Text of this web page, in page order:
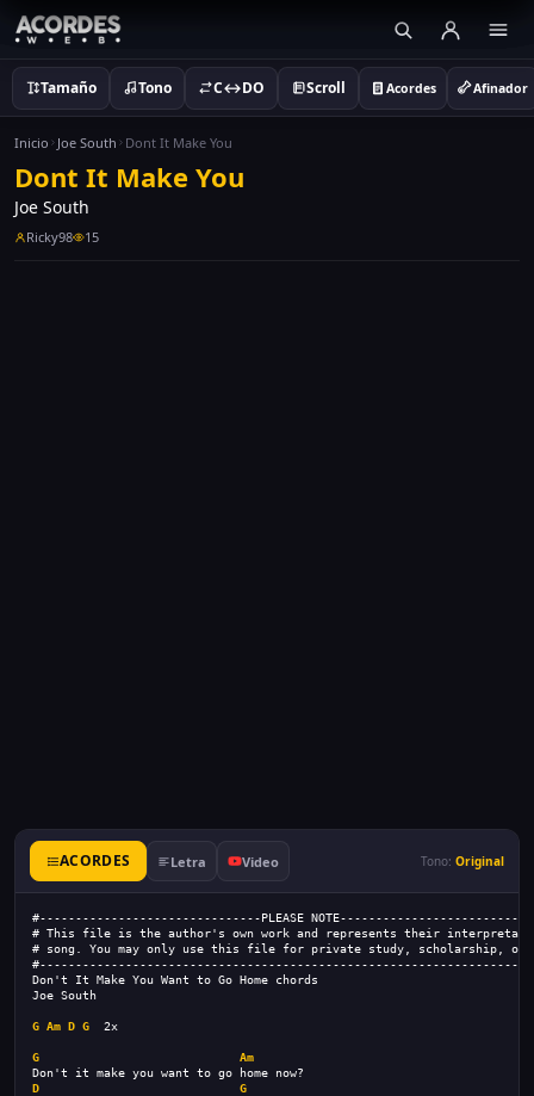
Tamaño Tono C↔DO Scroll Acordes Afinador
Inicio Joe South Dont It Make You
Dont It Make You
Joe South
Ricky98 15
ACORDES Letra Video Tono: Original
#-------------------------------PLEASE
# This file is the author's own work and represents their
# song. You may only use this file for private study, scholarship, or
Don't It Make You Want to Go Home chords
Joe South
G Am D G 2x
G
Am
Don't it make you want to go home now?
D
G